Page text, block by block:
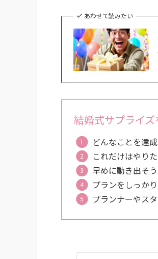
あわせて読みたい
結婚式サプライ
どんなことを達
これだけはやり
早めに動き出そう
プランをしっか
プランナーやス